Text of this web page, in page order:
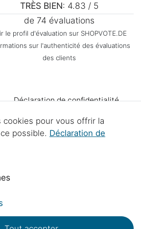
TRÈS BIEN: 4.83 / 5
de 74 évaluations
le profil d'évaluation sur SHOPVOTE.DE
sur l'authenticité des évaluations
des clients
Déclaration de confidentialité
Declaration d'accessibilité
des piles
cookies pour vous offrir la
possible. Déclaration de